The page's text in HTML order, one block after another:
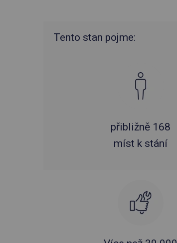
Tento stan pojme:
přibližně 168
míst k stání